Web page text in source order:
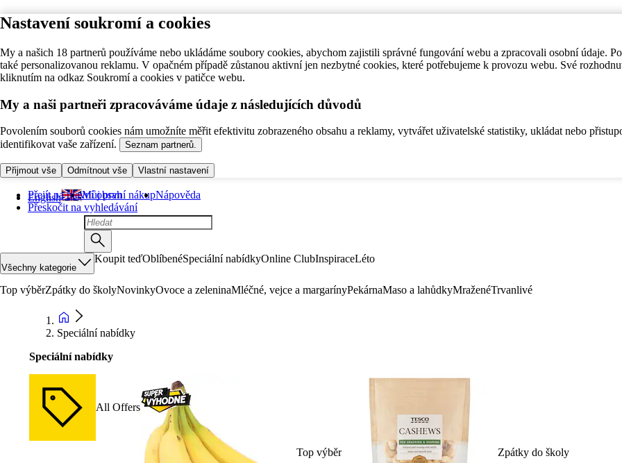
Nastavení soukromí a cookies
My a našich 18 partnerů používáme nebo ukládáme soubory cookies, abychom zajistili správné fungování webu a zpracovali osobní údaje.
také personalizovanou reklamu. V opačném případě zůstanou aktivní jen nezbytné cookies, které potřebujeme k provozu webu. Své
kliknutím na odkaz Soukromí a cookies v patičce webu.
My a naši partneři zpracováváme údaje z následujících důvodů
Povolením souborů cookies nám umožníte měřit efektivitu zobrazeného obsahu a reklamy, vytvářet uživatelské statistiky, ukládat nebo
identifikovat vaše zařízení.
Seznam partnerů.
Přijmout vše Odmítnout vše Vlastní nastavení
Přejít na hlavní obsah
Přeskočit na vyhledávání
English Můj první nákupNápověda
Všechny kategorie
Koupit teďOblíbenéSpeciální nabídkyOnline ClubInspiraceLéto
Top výběrZpátky do školyNovinkyOvoce a zeleninaMléčné, vejce a margarínyPekárnaMaso a lahůdkyMraženéTrvanlivé
Speciální nabídky
Speciální nabídky
All Offers
Top výběr Zpátky do školy